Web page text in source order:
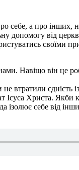
себе, а про інших,
допомогу від
своїми
Навіщо він це
втратили
Ісуса Христа.
ізолює себе від